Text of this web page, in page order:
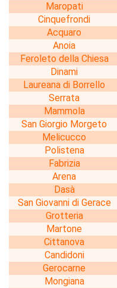
Maropati
Cinquefrondi
Acquaro
Anoia
Feroleto della Chiesa
Dinami
Laureana di Borrello
Serrata
Mammola
San Giorgio Morgeto
Melicucco
Polistena
Fabrizia
Arena
Dasà
San Giovanni di Gerace
Grotteria
Martone
Cittanova
Candidoni
Gerocarne
Mongiana